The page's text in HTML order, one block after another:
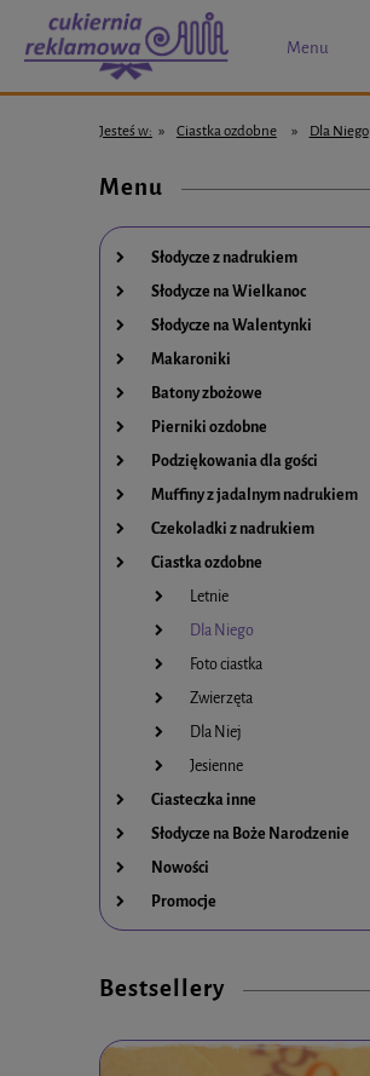
Menu
Jesteś w: » Ciastka ozdobne » Dla Niego
Menu
Słodycze z nadrukiem
Słodycze na Wielkanoc
Słodycze na Walentynki
Makaroniki
Batony zbożowe
Pierniki ozdobne
Podziękowania dla gości
Muffiny z jadalnym nadrukiem
Czekoladki z nadrukiem
Ciastka ozdobne
Letnie
Dla Niego
Foto ciastka
Zwierzęta
Dla Niej
Jesienne
Ciasteczka inne
Słodycze na Boże Narodzenie
Nowości
Promocje
Bestsellery